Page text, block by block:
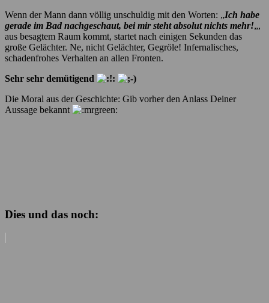
Wenn der Mann dann völlig unschuldig mit den Worten: „Ich habe
gerade im Bad nachgeschaut, bei mir steht absolut nichts mehr!„,
aus besagtem Raum kommt, startet nach einigen Sekunden das
große Gelächter. Ne, nicht Gelächter, Gegröle! Infernalisches,
schadenfrohes Verhalten an allen Fronten.
Sehr sehr demütigend
Die Moral aus der Geschichte: Gib vorher den Anlass Deiner
Aussage bekannt
Dies und das noch: